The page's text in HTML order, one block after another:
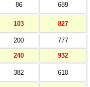
86 689
103 827
200 777
240 932
382 610